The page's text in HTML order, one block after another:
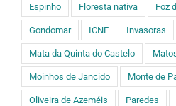
Espinho Floresta nativa Foz
Gondomar ICNF Invasoras
Mata da Quinta do Castelo
Moinhos de Jancido Monte de
Oliveira de Azeméis Paredes